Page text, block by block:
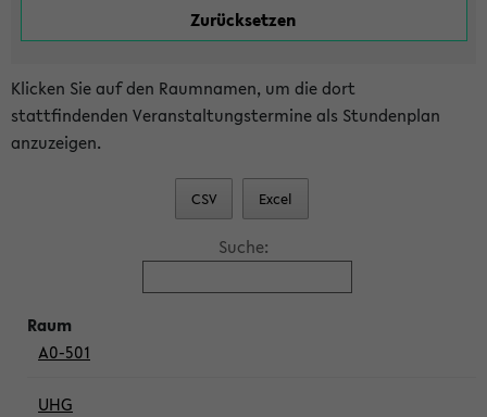
Klicken Sie auf den Raumnamen, um die dort
stattfindenden Veranstaltungstermine als Stundenplan
anzuzeigen.
CSV Excel
Suche:
A0-501
UHG